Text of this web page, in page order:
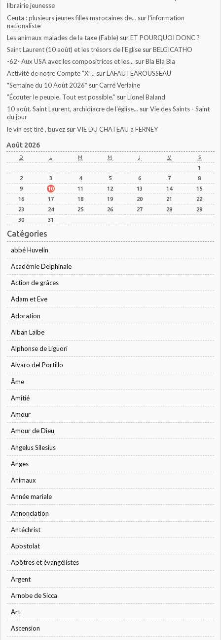
librairie jeunesse
Ceuta : plusieurs jeunes filles marocaines de... surl'information
nationaliste
Les animaux malades de la taxe (Fable) surET POURQUOI DONC ?
Saint Laurent (10 août) et les trésors de l'Eglise surBELGICATHO
-62- Aux USA avec les compositrices et les... surBla Bla Bla
Activité de notre Compte ”X”... surLAFAUTEAROUSSEAU
*Semaine du 10 Août 2026* surCarré Verlaine
”Écouter le peuple. Tout est possible.” surLionel Baland
10 août. Saint Laurent, archidiacre de l'église... surVie des Saints - Saint
du jour
le vin est tiré , buvez surVIE DU CHATEAU à FERNEY
Août 2026
D L M M J V S
1
2
3 4 5 6 7
8
9
10 11 12 13 14
15
16
17 18 19 20 21
22
23
24 25 26 27 28
29
30
31
Catégories
abbé Huvelin
Académie Delphinale
Action de grâces
Adam et Eve
Adoration
Alban Laibe
Alphonse de Liguori
Alvaro del Portillo
Âme
Amitié
Amour
Amour de Dieu
Angelus Silesius
Anges
Animaux
Année mariale
Annonciation
Antéchrist
Apostolat
Apôtres et évangélistes
Argent
Arnobe de Sicca
Art
Ascension